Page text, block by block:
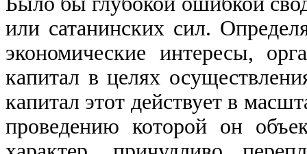
или сатанинских сил.
экономические интересы,
капитал в целях
капитал этот действует в
проведению которой он